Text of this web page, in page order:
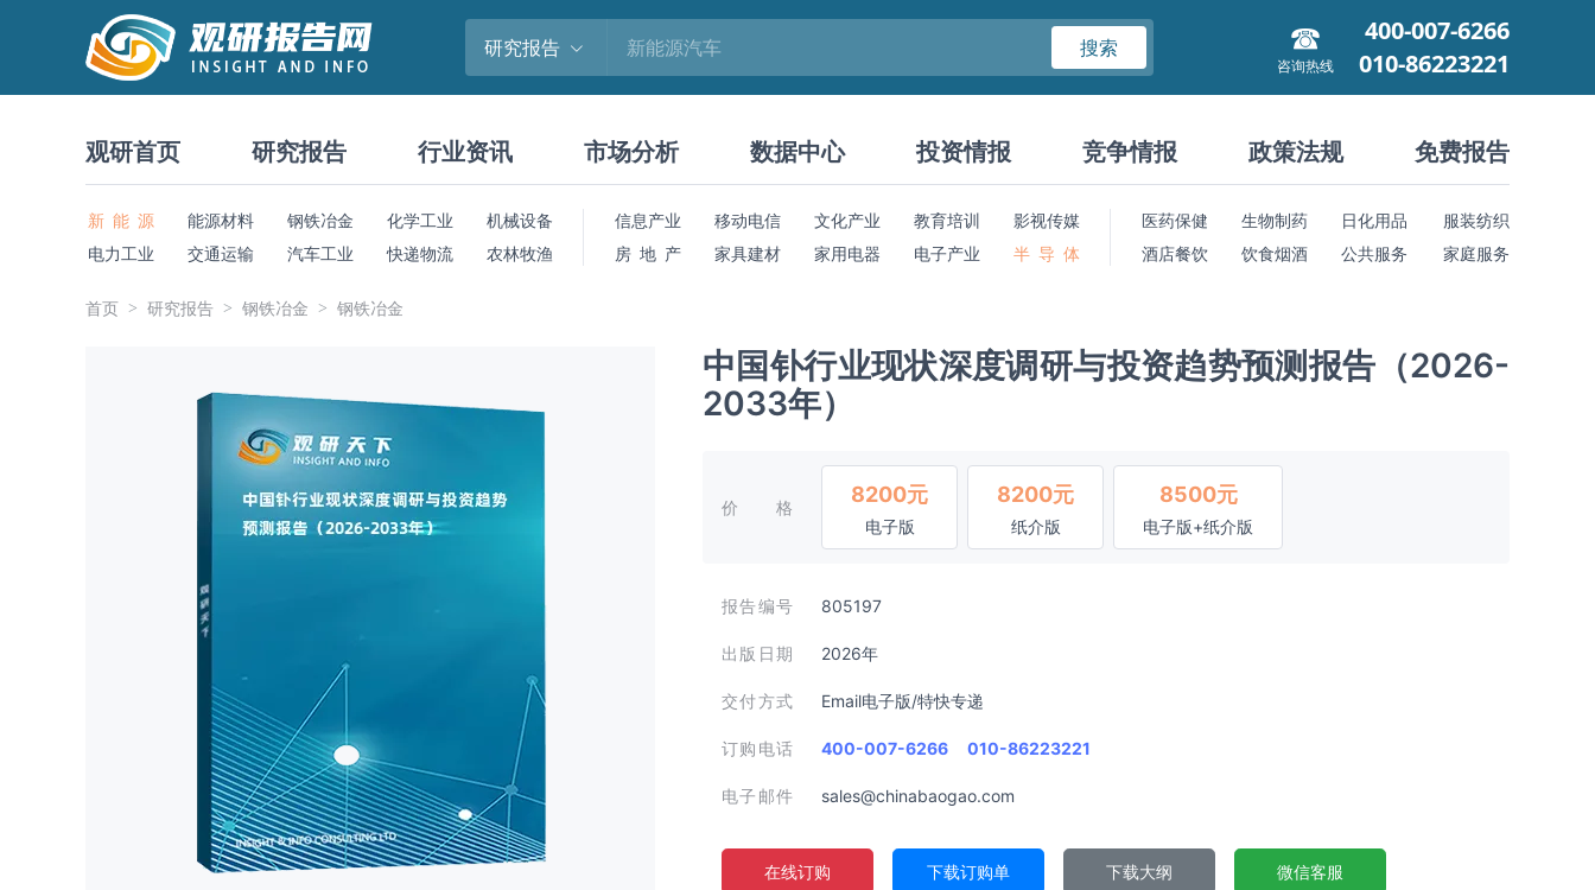
研究报告 搜索
咨询热线
400-007-6266
010-86223221
观研首页 研究报告 行业资讯 市场分析 数据中心 投资情报 竞争情报 政策法规 免费报告
新 能 源 能源材料 钢铁冶金 化学工业
机械设备
电力工业
交通运输 汽车工业 快递物流 农林牧渔
信息产业 移动电信 文化产业 教育培训
影视传媒
房 地 产
家具建材 家用电器 电子产业 半 导 体
医药保健 生物制药 日化用品
服装纺织
酒店餐饮
饮食烟酒 公共服务 家庭服务
首页 研究报告 钢铁冶金 钢铁冶金
中国钋行业现状深度调研与投资趋势预测报告（2026-
2033年）
价格
8200元
电子版
8200元
纸介版
8500元
电子版+纸介版
报告编号 805197
出版日期 2026年
交付方式 Email电子版/特快专递
订购电话 400-007-6266 010-86223221
电子邮件 sales@chinabaogao.com
在线订购 下载订购单 下载大纲 微信客服